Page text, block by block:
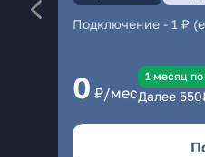
Подключение - 1 ₽
0 ₽/мес
1 месяц
Далее 550